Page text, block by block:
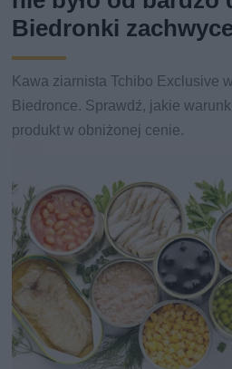
Biedronki
Kawa ziarnista Tchibo Exclusive
Biedronce. Sprawdź, jakie
produkt w obniżonej cenie.